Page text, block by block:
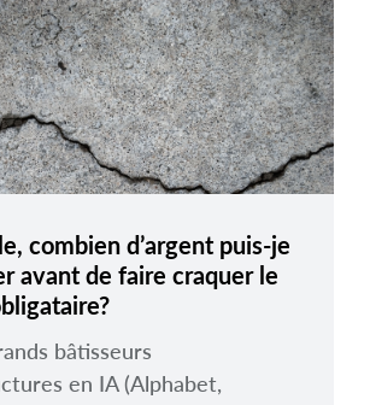
arrow_right
combien d’argent puis-je
avant de faire craquer le
bâtisseurs
en IA (Alphabet,